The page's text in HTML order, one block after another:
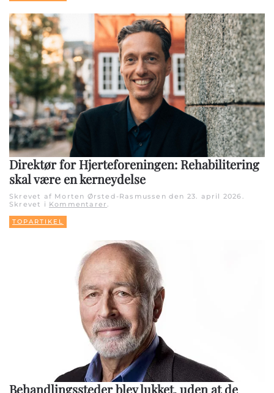
Direktør for Hjerteforeningen: Rehabilitering
skal være en kerneydelse
Skrevet af Morten Ørsted-Rasmussen den 23. april 2026.
Skrevet i Kommentarer.
TOPARTIKEL
Behandlingssteder blev lukket, uden at de